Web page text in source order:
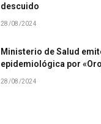
descuido
28/08/2024
Ministerio de Salud
epidemiológica por
28/08/2024